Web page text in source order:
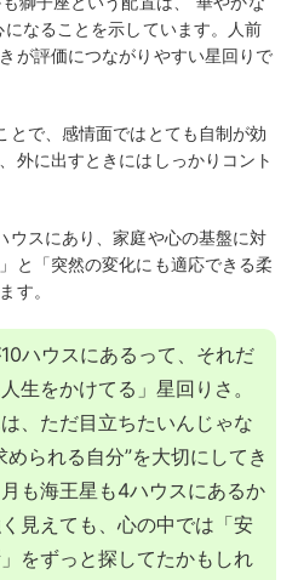
なることを示しています。人前
が評価につながりやすい星回りで
とで、感情面ではとても自制が効
外に出すときにはしっかりコント
ウスにあり、家庭や心の基盤に対
と「突然の変化にも適応できる柔
す。
ハウスにあるって、それだ
生をかけてる」星回りさ。
、ただ目立ちたいんじゃな
められる自分”を大切にしてき
も海王星も4ハウスにあるか
見えても、心の中では「安
をずっと探してたかもしれ